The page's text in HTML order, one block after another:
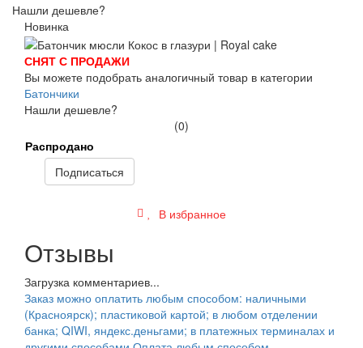
Нашли дешевле?
Новинка
СНЯТ С ПРОДАЖИ
Вы можете подобрать аналогичный товар в категории
Батончики
Нашли дешевле?
(0)
Распродано
Подписаться
В избранное
Отзывы
Загрузка комментариев...
Заказ можно оплатить любым способом: наличными
(Красноярск); пластиковой картой; в любом отделении
банка; QIWI, яндекс.деньгами; в платежных терминалах и